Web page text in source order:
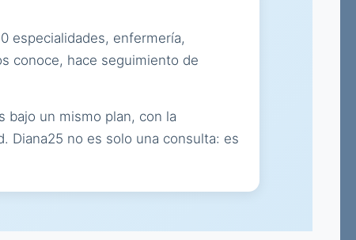
especialidades, enfermería,
conoce, hace seguimiento de
bajo un mismo plan, con la
Diana25 no es solo una consulta: es